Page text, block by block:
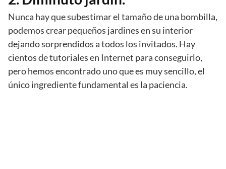
Nunca hay que subestimar el tamaño de una bombilla,
podemos crear pequeños jardines en su interior
dejando sorprendidos a todos los invitados. Hay
cientos de tutoriales en Internet para conseguirlo,
pero hemos encontrado uno que es muy sencillo, el
único ingrediente fundamental es la paciencia.